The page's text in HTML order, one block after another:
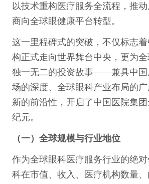
以技术重构医疗服务全流程，推
商向全球眼健康平台转型。
这一里程碑式的突破，不仅标志
构正式走向世界舞台中央，更为
独一无二的投资故事——兼具中国
场的深度、全球眼科产业布局的广
新的前沿性，开启了中国医院集
纪元。
（一）全球规模与行业地位
作为全球眼科医疗服务行业的绝
科在市值、收入、医疗机构数量